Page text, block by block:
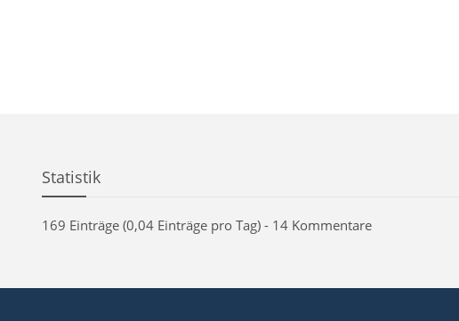
Statistik
169 Einträge (0,04 Einträge pro Tag) - 14 Kommentare